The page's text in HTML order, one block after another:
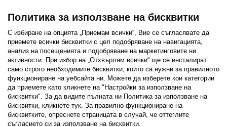
Последвайте ни:
FacebookTwitterYoutubePinterestInstagram
Политика за използване на бисквитки
С избиране на опцията „Приемам всички“, Вие се съгласявате да
приемете всички бисквитки с цел подобряване на навигацията,
анализ на посещенията и подобряване на маркетинговите ни
активности. При избор на „Отхвърлям всички“ ще се инсталират
само строго необходимитe бисквитки, които са нужни за правилното
функциониране на уебсайта ни. Можете да изберете кои категории
да приемете като кликнете на "Настройки за използване на
бисквитки". За да видите пълната ни Политика за използване на
бисквитки, кликнете тук. За правилно функциониране на
бисквитките, опреснете страницата в случай, че оттеглите
съгласието си за използване на бисквитки.